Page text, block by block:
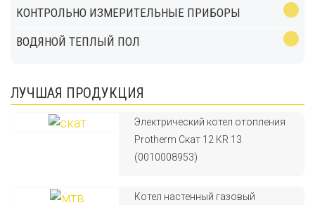
КОНТРОЛЬНО ИЗМЕРИТЕЛЬНЫЕ ПРИБОРЫ
ВОДЯНОЙ ТЕПЛЫЙ ПОЛ
ЛУЧШАЯ ПРОДУКЦИЯ
Электрический котел отопления
Protherm Скат 12 КR 13
(0010008953)
Котел настенный газовый